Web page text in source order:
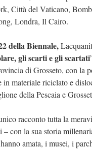
Città del Vaticano,
Londra, Il Cairo.
della Biennale,
gli scarti e gli scartati
di Grosseto, con la
in materiale riciclato e
della Pescaia e
racconto tutta la
– con la sua storia
amata, i musei, i